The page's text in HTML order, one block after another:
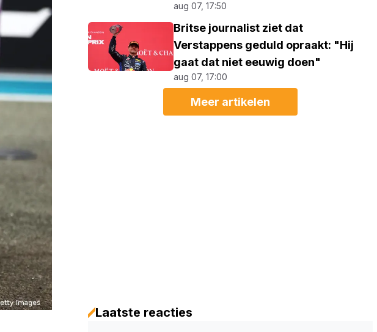
aug 07, 17:50
Britse journalist ziet dat
Verstappens geduld opraakt: "Hij
gaat dat niet eeuwig doen"
aug 07, 17:00
Meer artikelen
Laatste reacties